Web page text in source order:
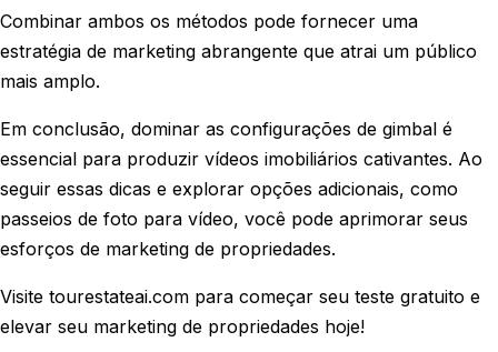
Combinar ambos os métodos pode fornecer uma
estratégia de marketing abrangente que atrai um público
mais amplo.
Em conclusão, dominar as configurações de gimbal é
essencial para produzir vídeos imobiliários cativantes. Ao
seguir essas dicas e explorar opções adicionais, como
passeios de foto para vídeo, você pode aprimorar seus
esforços de marketing de propriedades.
Visite tourestateai.com para começar seu teste gratuito e
elevar seu marketing de propriedades hoje!